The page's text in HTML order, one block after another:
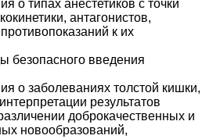
о типах анестетиков с точки
антагонистов,
к их
безопасного введения
о заболеваниях толстой кишки,
результатов
доброкачественных и
новообразований,